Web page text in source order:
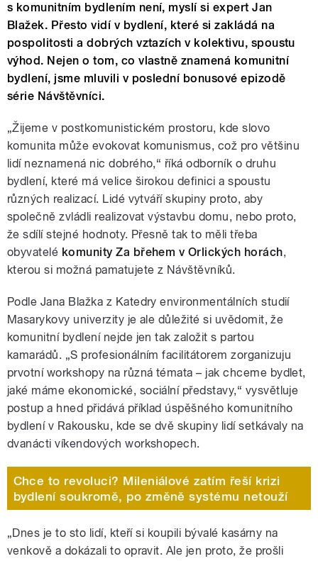
s komunitním bydlením není, myslí si expert Jan
Blažek. Přesto vidí v bydlení, které si zakládá na
pospolitosti a dobrých vztazích v kolektivu, spoustu
výhod. Nejen o tom, co vlastně znamená komunitní
bydlení, jsme mluvili v poslední bonusové epizodě
série Návštěvníci.
„Žijeme v postkomunistickém prostoru, kde slovo
komunita může evokovat komunismus, což pro většinu
lidí neznamená nic dobrého,“ říká odborník o druhu
bydlení, které má velice širokou definici a spoustu
různých realizací. Lidé vytváří skupiny proto, aby
společně zvládli realizovat výstavbu domu, nebo proto,
že sdílí stejné hodnoty. Přesně tak to měli třeba
obyvatelé komunity Za břehem v Orlických horách,
kterou si možná pamatujete z Návštěvníků.
Podle Jana Blažka z Katedry environmentálních studií
Masarykovy univerzity je ale důležité si uvědomit, že
komunitní bydlení nejde jen tak založit s partou
kamarádů. „S profesionálním facilitátorem zorganizuju
prvotní workshopy na různá témata – jak chceme bydlet,
jaké máme ekonomické, sociální představy,“ vysvětluje
postup a hned přidává příklad úspěšného komunitního
bydlení v Rakousku, kde se dvě skupiny lidí setkávaly na
dvanácti víkendových workshopech.
Chce to revoluci? Mileniálové zatím řeší krizi
bydlení soukromě, po změně systému netouží
„Dnes je to sto lidí, kteří si koupili bývalé kasárny na
venkově a dokázali to opravit. Ale jen proto, že prošli